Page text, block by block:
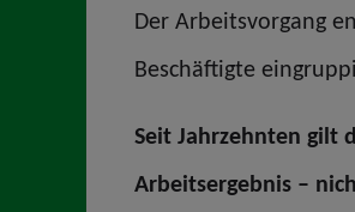
Der Arbeitsvorgang
Beschäftigte
Seit Jahrzehnten gilt
Arbeitsergebnis –